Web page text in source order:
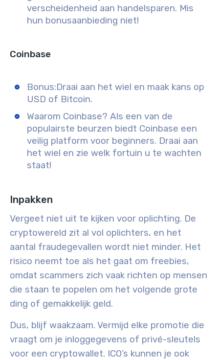
verscheidenheid aan handelsparen. Mis
hun bonusaanbieding niet!
Coinbase
Bonus:Draai aan het wiel en maak kans op
USD of Bitcoin.
Waarom Coinbase? Als een van de
populairste beurzen biedt Coinbase een
veilig platform voor beginners. Draai aan
het wiel en zie welk fortuin u te wachten
staat!
Inpakken
Vergeet niet uit te kijken voor oplichting. De
cryptowereld zit al vol oplichters, en het
aantal fraudegevallen wordt niet minder. Het
risico neemt toe als het gaat om freebies,
omdat scammers zich vaak richten op mensen
die staan te popelen om het volgende grote
ding of gemakkelijk geld.
Dus, blijf waakzaam. Vermijd elke promotie die
vraagt om je inloggegevens of privé-sleutels
voor een cryptowallet. ICO’s kunnen je ook